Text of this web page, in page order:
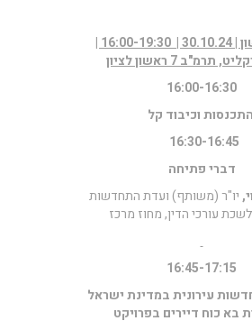
מפגש ראשון | 30.10.24 | 16:00-19:30 |
7 ראשון לציון
16:00-16:30
התכנסות וכיבוד קל
16:30-16:45
דברי פתיחה
יו"ר (משותף) ועדת התחדשות
לשכת עורכי הדין, מחוז מרכז
16:45-17:15
עירונית במדינת ישראל
בא כוח דיירים בפרויקט